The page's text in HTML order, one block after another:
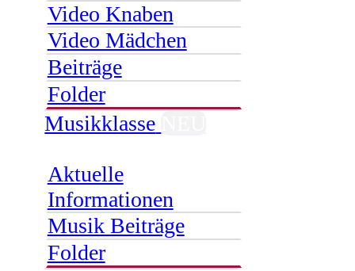
Video Knaben
Video Mädchen
Beiträge
Folder
Musikklasse
Aktuelle
Informationen
Musik Beiträge
Folder